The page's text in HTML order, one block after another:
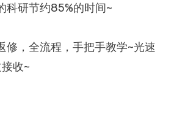
科研节约85%的时间~
修，全流程，手把手教学~光速
收~